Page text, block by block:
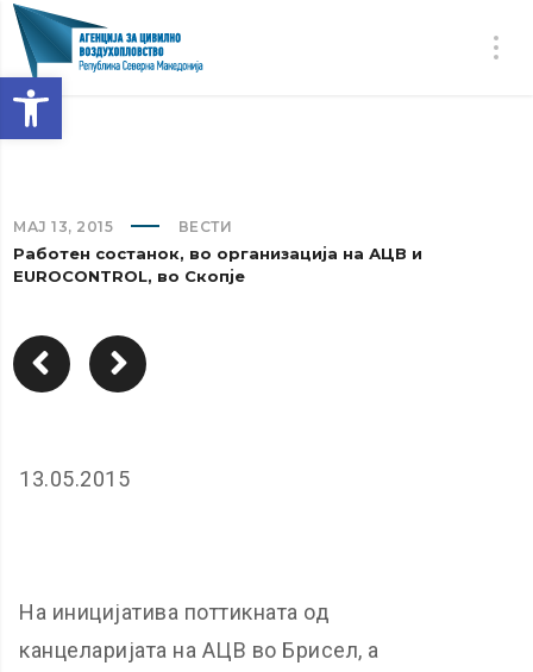
Open toolbar
МАЈ 13, 2015 ВЕСТИ
Работен состанок, во организација на АЦВ и
EUROCONTROL, во Скопје
13.05.2015
На иницијатива поттикната од
канцеларијата на АЦВ во Брисел, а